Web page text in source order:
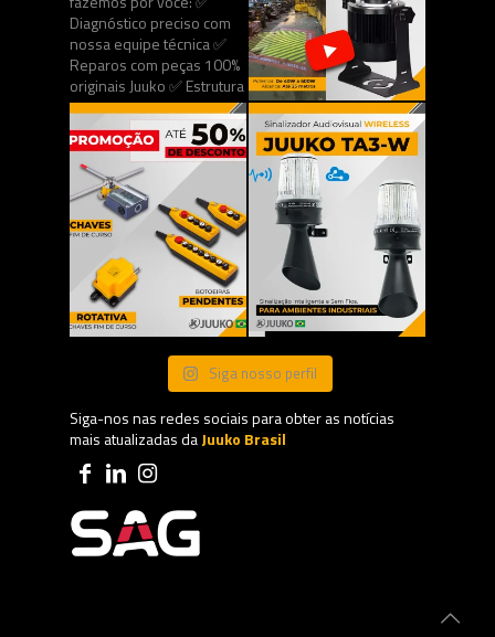
Siga nosso perfil
Siga-nos nas redes sociais para obter as notícias
mais atualizadas daJuuko Brasil